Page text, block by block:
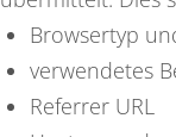
Browsertyp
verwendetes
Referrer URL